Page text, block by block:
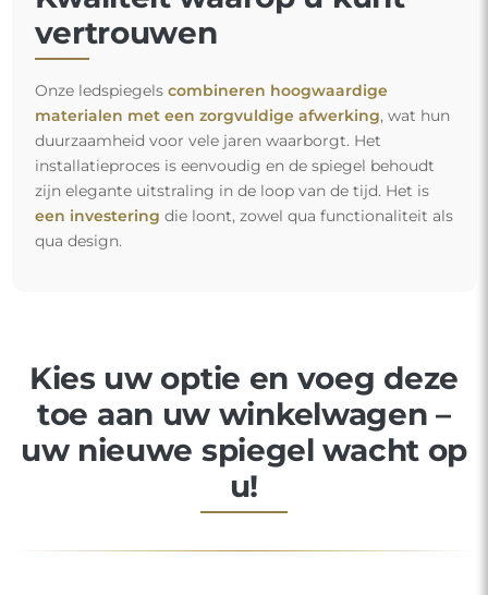
vertrouwen
Onze ledspiegels combineren hoogwaardige
materialen met een zorgvuldige afwerking, wat hun
duurzaamheid voor vele jaren waarborgt. Het
installatieproces is eenvoudig en de spiegel behoudt
zijn elegante uitstraling in de loop van de tijd. Het is
een investering die loont, zowel qua functionaliteit als
qua design.
Kies uw optie en voeg deze
toe aan uw winkelwagen –
uw nieuwe spiegel wacht op
u!